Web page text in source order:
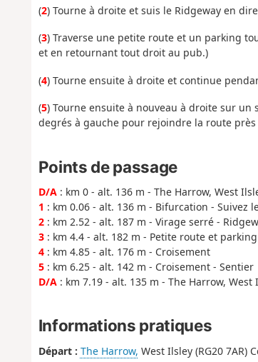
(2) Tourne à droite et suis le Ridgeway en
(3) Traverse une petite route et un parking
et en retournant tout droit au pub.)
(4) Tourne ensuite à droite et continue
(5) Tourne ensuite à nouveau à droite sur
degrés à gauche pour rejoindre la route
Points de passage
D/A: km 0 - alt. 136 m - The Harrow, West
1 : km 0.06 - alt. 136 m - Bifurcation - Suivez
2: km 2.52 - alt. 187 m - Virage serré -
3: km 4.4 - alt. 182 m - Petite route et parking
4: km 4.85 - alt. 176 m - Croisement
5: km 6.25 - alt. 142 m - Croisement - Sentier
D/A: km 7.19 - alt. 135 m - The Harrow, West
Informations pratiques
Départ : The Harrow, West Ilsley (RG20 7AR)